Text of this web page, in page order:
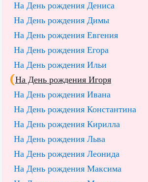
На День рождения Дениса
На День рождения Димы
На День рождения Евгения
На День рождения Егора
На День рождения Ильи
На День рождения Игоря
На День рождения Ивана
На День рождения Константина
На День рождения Кирилла
На День рождения Льва
На День рождения Леонида
На День рождения Максима